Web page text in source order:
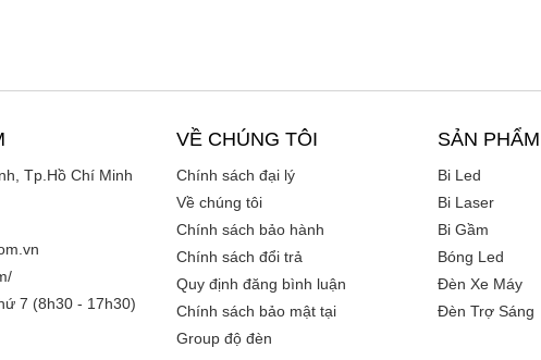
Tp.Hồ Chí Minh
7 (8h30 - 17h30)
VỀ CHÚNG TÔI
Chính sách đại lý
Về chúng tôi
Chính sách bảo hành
Chính sách đổi trả
Quy định đăng bình luận
Chính sách bảo mật tại
Group độ đèn
SẢN PHẨM
Bi Led
Bi Laser
Bi Gầm
Bóng Led
Đèn Xe Máy
Đèn Trợ Sáng